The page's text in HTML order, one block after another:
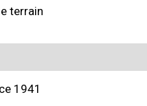
terrain
1941